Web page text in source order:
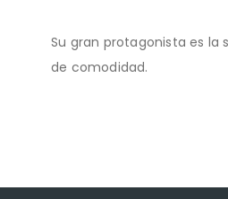
Su gran protagonista es la
de comodidad.